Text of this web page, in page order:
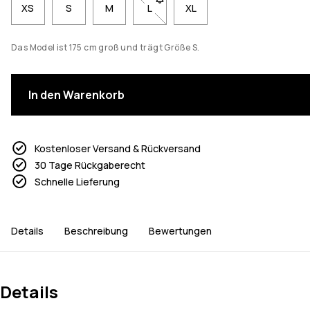
XS S M L- Größe L nicht verfügbar. Klicke,
XL
Das Model ist 175 cm groß und trägt Größe S.
In den Warenkorb
Kostenloser Versand & Rückversand
30 Tage Rückgaberecht
Schnelle Lieferung
Details Beschreibung Bewertungen
Details